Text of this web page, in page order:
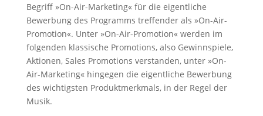
Begriff »On-Air-Marketing« für die eigentliche
Bewerbung des Programms treffender als »On-Air-
Promotion«. Unter »On-Air-Promotion« werden im
folgenden klassische Promotions, also Gewinnspiele,
Aktionen, Sales Promotions verstanden, unter »On-
Air-Marketing« hingegen die eigentliche Bewerbung
des wichtigsten Produktmerkmals, in der Regel der
Musik.